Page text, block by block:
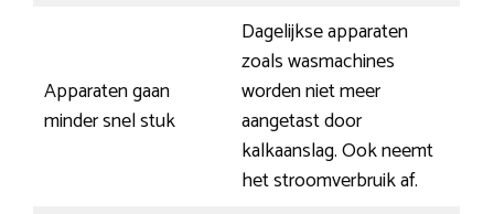
Apparaten gaan
minder snel stuk
Dagelijkse apparaten
zoals wasmachines
worden niet meer
aangetast door
kalkaanslag. Ook neemt
het stroomverbruik af.